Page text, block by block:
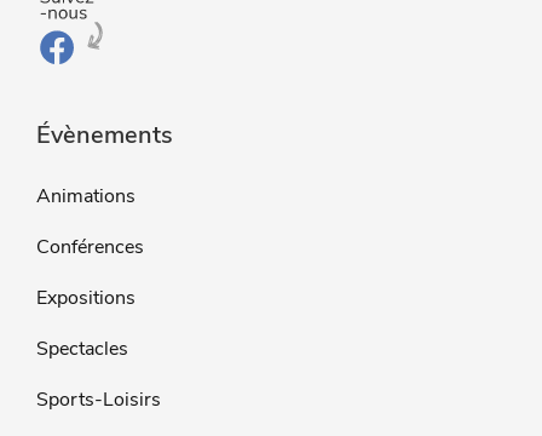
Évènements
Animations
Conférences
Expositions
Spectacles
Sports-Loisirs